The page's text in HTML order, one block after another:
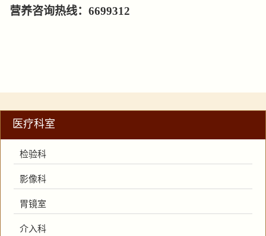
营养咨询热线：6699312
医疗科室
检验科
影像科
胃镜室
介入科